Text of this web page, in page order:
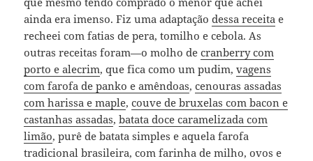
ainda era imenso. Fiz uma adaptaçãodessa receita e
recheei com fatias de pera, tomilho e cebola. As
outras receitas foram—o molho decranberry com
porto e alecrim, que fica como um pudim,vagens
com farofa de panko e amêndoas,cenouras assadas
com harissa e maple,couve de bruxelas com bacon e
castanhas assadas,batata doce caramelizada com
limão, purê de batata simples e aquela farofa
tradicional brasileira, com farinha de milho, ovos e